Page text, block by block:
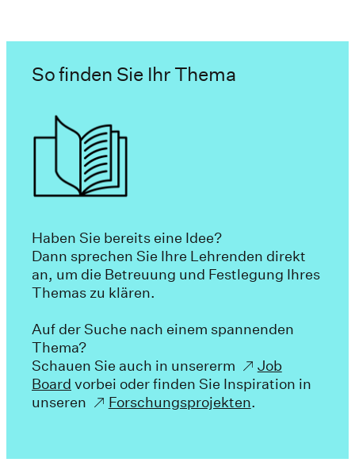
So finden Sie Ihr Thema
Haben Sie bereits eine Idee?
Dann sprechen Sie Ihre Lehrenden direkt
an, um die Betreuung und Festlegung Ihres
Themas zu klären.
Auf der Suche nach einem spannenden
Thema?
Schauen Sie auch in unsererm
Job
Board vorbei oder finden Sie Inspiration in
unseren
Forschungsprojekten.